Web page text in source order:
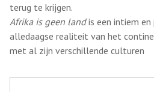
terug te krijgen.
Afrika is geen landis een intiem en
alledaagse realiteit van het
met al zijn verschillende culturen